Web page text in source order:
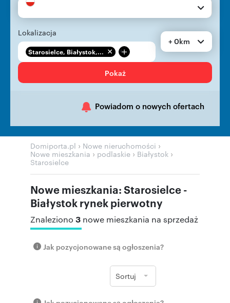
Lokalizacja
Starosielce, Białystok,... +
+ 0km
Pokaż
Powiadom o nowych ofertach
Domiporta.pl › Nowe nieruchomości ›
Nowe mieszkania › podlaskie › Białystok ›
Starosielce
Nowe mieszkania: Starosielce -
Białystok rynek pierwotny
Znaleziono 3 nowe mieszkania na sprzedaż
Jak pozycjonowane są ogłoszenia?
Sortuj